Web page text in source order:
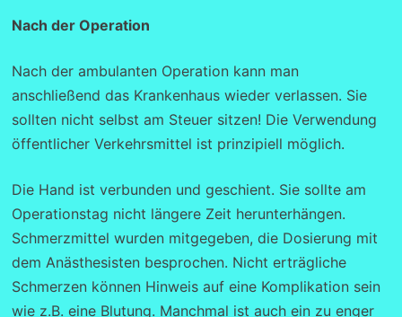
Nach der Operation
Nach der ambulanten Operation kann man
anschließend das Krankenhaus wieder verlassen. Sie
sollten nicht selbst am Steuer sitzen! Die Verwendung
öffentlicher Verkehrsmittel ist prinzipiell möglich.
Die Hand ist verbunden und geschient. Sie sollte am
Operationstag nicht längere Zeit herunterhängen.
Schmerzmittel wurden mitgegeben, die Dosierung mit
dem Anästhesisten besprochen. Nicht erträgliche
Schmerzen können Hinweis auf eine Komplikation sein
wie z.B. eine Blutung. Manchmal ist auch ein zu enger